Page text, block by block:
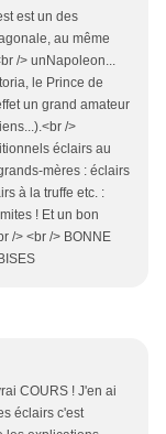
est un des
au même
/> unNapoleon...
le Prince de
un grand amateur
/>
éclairs au
mères : éclairs
à la truffe etc. :
! Et un bon
/> <br /> BONNE
COURS ! J'en ai
éclairs c'est